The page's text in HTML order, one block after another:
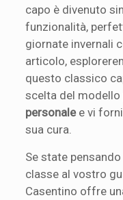
capo è divenuto
funzionalità,
giornate invernali
articolo,
questo classico
scelta del
personalee vi
sua cura.
Se state
classe al vostro
Casentino offre